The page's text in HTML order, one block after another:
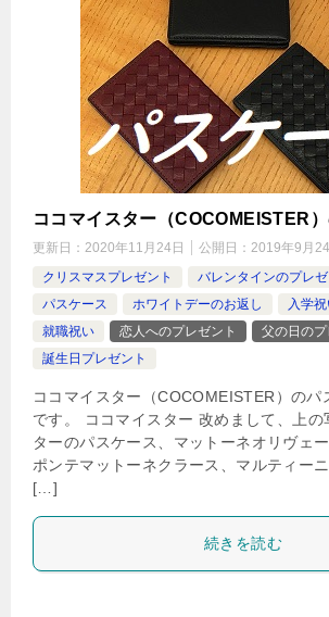
ココマイスター（COCOMEISTER
更新日： 2020年11月24日 公開日： 2019年9月
クリスマスプレゼント
バレンタインのプレゼ
パスケース
ホワイトデーのお返し 入学
就職祝い
恋人へのプレゼント
父の日のプ
誕生日プレゼント
ココマイスター（COCOMEISTER）のパ
です。 ココマイスター 改めまして、上の
ターのパスケース、マットーネオリヴェー
ポンテマットーネクラース、マルティー
[…]
続きを読む